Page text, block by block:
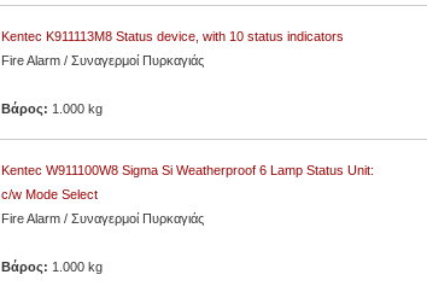
Kentec K911113М8 Status device, with 10 status indicators
Fire Alarm / Συναγερμοί Πυρκαγιάς
Βάρος: 1.000 kg
Kentec W911100W8 Sigma Si Weatherproof 6 Lamp Status Unit:
c/w Mode Select
Fire Alarm / Συναγερμοί Πυρκαγιάς
Βάρος: 1.000 kg